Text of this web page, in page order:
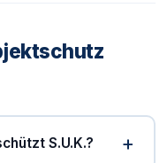
S.U.K.?